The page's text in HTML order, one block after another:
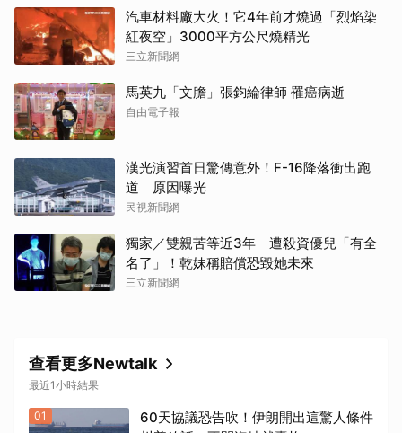
汽車材料廠大火！它4年前才燒過「烈焰染
紅夜空」3000平方公尺燒精光
三立新聞網
馬英九「文膽」張鈞綸律師 罹癌病逝
自由電子報
漢光演習首日驚傳意外！F-16降落衝出跑
道 原因曝光
民視新聞網
獨家／雙親苦等近3年 遭殺資優兒「有全
名了」！乾妹稱賠償恐毀她未來
三立新聞網
查看更多Newtalk
最近1小時結果
01
60天協議恐告吹！伊朗開出這驚人條件